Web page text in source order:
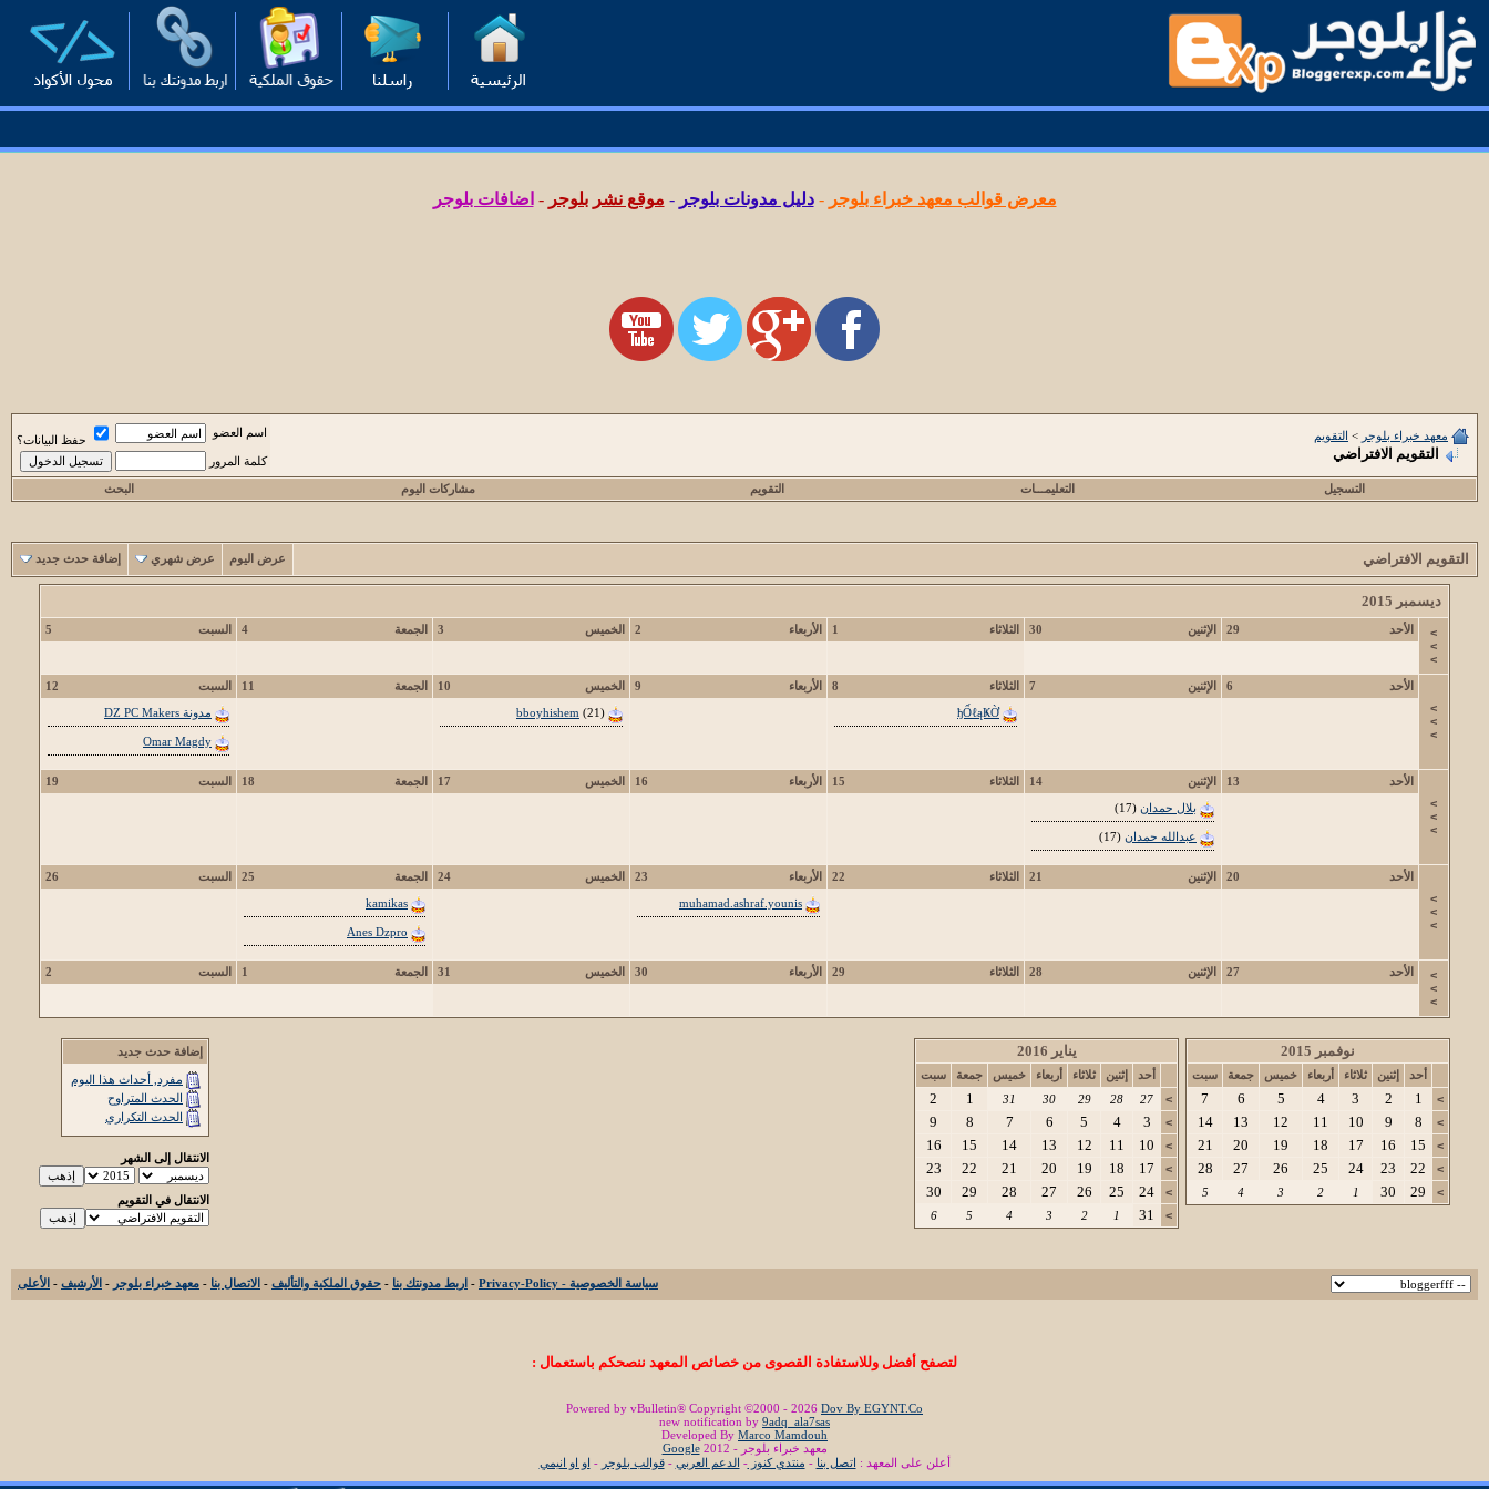
معرض قوالب معهد خبراء بلوجر -دليل مدونات بلوجر - موقع نشر بلوجر - اضافات بلوجر
معهد خبراء بلوجر > التقويم
التقويم الافتراضي
اسم العضو
حفظ البيانات؟
كلمة المرور
التسجيل التعليمـــات التقويم مشاركات اليوم البحث
التقويم الافتراضي عرض اليوم عرض شهري إضافة حدث جديد
ديسمبر 2015
>
>
>
29 الأحد 30 الإثنين 1 الثلاثاء 2 الأربعاء 3 الخميس 4 الجمعة 5 السبت
>
>
>
6 الأحد 7 الإثنين 8 الثلاثاء
ђỐℓąҜỜ
9 الأربعاء 10 الخميس
bboyhishem (21)
11 الجمعة 12 السبت
مدونة DZ PC Makers
Omar Magdy
>
>
>
13 الأحد 14 الإثنين
بلال حمدان (17)
عبدالله حمدان (17)
15 الثلاثاء 16 الأربعاء 17 الخميس 18 الجمعة 19 السبت
>
>
>
20 الأحد 21 الإثنين 22 الثلاثاء 23 الأربعاء
muhamad.ashraf.younis
24 الخميس 25 الجمعة
kamikas
Anes Dzpro
26 السبت
>
>
>
27 الأحد 28 الإثنين 29 الثلاثاء 30 الأربعاء 31 الخميس 1 الجمعة 2 السبت
نوفمبر 2015
أحد إثنين ثلاثاء أربعاء خميس جمعة
سبت
>
1
2
3
4
5
6
7
>
8
9
10
11
12
13
14
>
15
16
17
18
19
20
21
>
22
23
24
25
26
27
28
>
29
30
1
2
3
4
5
يناير 2016
أحد إثنين ثلاثاء أربعاء خميس جمعة
سبت
>
27
28
29
30
31
1
2
>
3
4
5
6
7
8
9
>
10
11
12
13
14
15
16
>
17
18
19
20
21
22
23
>
24
25
26
27
28
29
30
>
31
1
2
3
4
5
6
إضافة حدث جديد
مفرد, أحداث هذا اليوم
الحدث المتراوح
الحدث التكراري
الانتقال إلى الشهر
الانتقال في التقويم
سياسة الخصوصية - Privacy-Policy - اربط مدونتك بنا - حقوق الملكية والتأليف - الاتصال بنا - معهد خبراء بلوجر - الأرشيف - الأعلى
لتصفح أفضل وللاستفادة القصوى من خصائص المعهد ننصحكم باستعمال :
Powered by vBulletin® Copyright ©2000 - 2026 Dov By EGYNT.Co
new notification by 9adq_ala7sas
Developed By Marco Mamdouh
معهد خبراء بلوجر - 2012
Google
أعلن على المعهد : اتصل بنا - منتدي كنوز- الدعم العربي -قوالب بلوجر - او او انيمي